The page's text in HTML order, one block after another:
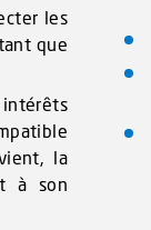
les
que
intérêts
la
à son